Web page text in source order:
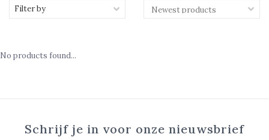
Filter by
No products found...
Schrijf je in voor onze nieuwsbrief